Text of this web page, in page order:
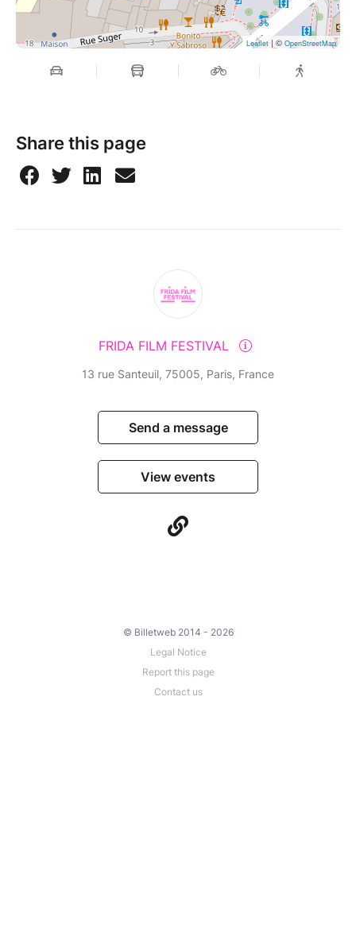
Leaflet| © OpenStreetMap
Share this page
FRIDA FILM FESTIVAL
13 rue Santeuil, 75005, Paris, France
Send a message
View events
© Billetweb 2014 - 2026
Legal Notice
Report this page
Contact us